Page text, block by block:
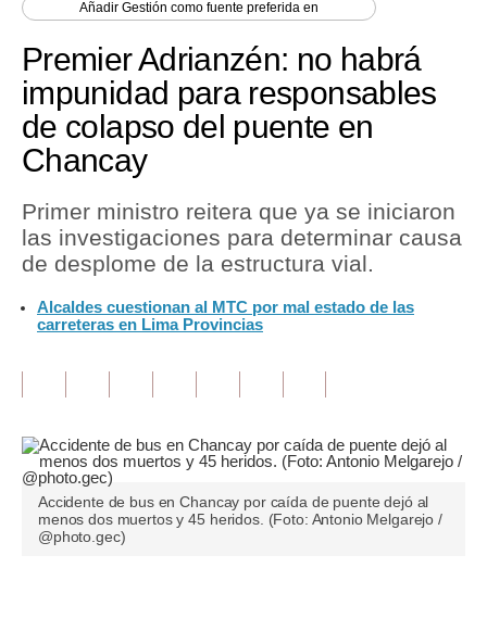
Economía
Mercados
Perú
Política
Tu Dinero
Inmobiliarias
Editorial
Pregunta de hoy
AñadirGestión como fuente preferida en
Premier Adrianzén: no habrá
impunidad para responsables
de colapso del puente en
Chancay
Primer ministro reitera que ya se iniciaron
las investigaciones para determinar causa
de desplome de la estructura vial.
Alcaldes cuestionan al MTC por mal estado de las
carreteras en Lima Provincias
Accidente de bus en Chancay por caída de puente dejó al
menos dos muertos y 45 heridos. (Foto: Antonio Melgarejo /
@photo.gec)